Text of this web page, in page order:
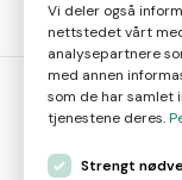
Vi deler også
nettstedet vårt
analysepartnere
med annen
som de har samlet
tjenestene deres.
Strengt